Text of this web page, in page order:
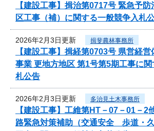
【建設工事】揖治第0717号 緊急予
区工事（補）に関する一般競争入札
2026年2月3日更新 揖斐農林事務所
【建設工事】揖経第0703号 県営経
事業 更地方地区 第1号第5期工事に関
札公告
2026年2月3日更新 多治見土木事務所
【建設工事】工維第HT－07－01
路緊急対策補助（交通安全 歩道・